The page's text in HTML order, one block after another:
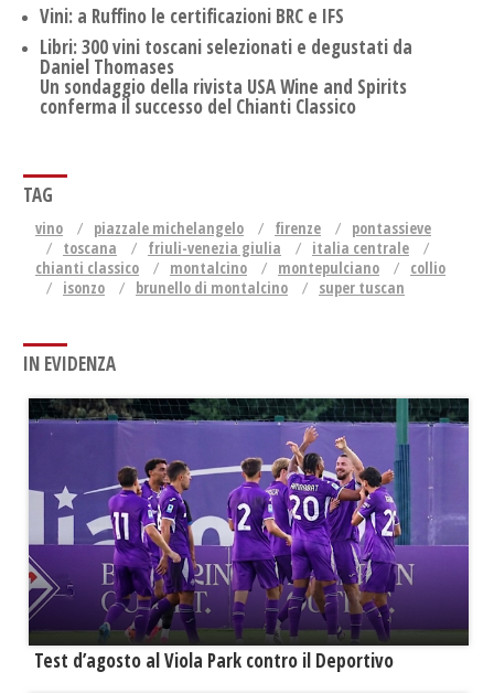
Vini: a Ruffino le certificazioni BRC e IFS
Libri: 300 vini toscani selezionati e degustati da
Daniel Thomases
Un sondaggio della rivista USA Wine and Spirits
conferma il successo del Chianti Classico
TAG
vino piazzale michelangelo firenze
pontassieve
toscana
friuli-venezia giulia
italia centrale
chianti classico
montalcino montepulciano
collio
isonzo
brunello di montalcino super tuscan
IN EVIDENZA
Test d’agosto al Viola Park contro il Deportivo